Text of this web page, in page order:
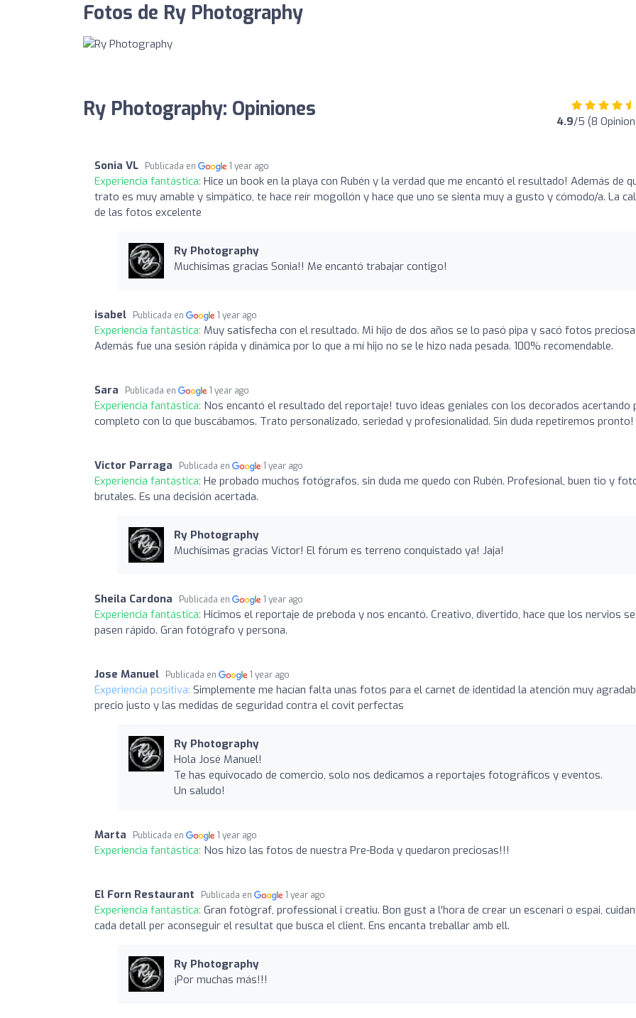
Fotos de Ry Photography
Ry Photography: Opiniones 4.9/5 (8
Sonia VL Publicada en 1 year ago
Experiencia fantástica: Hice un book en la playa con Rubén y la verdad que me encantó el resultado! Además de
trato es muy amable y simpático, te hace reír mogollón y hace que uno se sienta muy a gusto y cómodo/a. La
de las fotos excelente
Ry Photography
Muchísimas gracias Sonia!! Me encantó trabajar contigo!
isabel Publicada en 1 year ago
Experiencia fantástica: Muy satisfecha con el resultado. Mi hijo de dos años se lo pasó pipa y sacó fotos
Además fue una sesión rápida y dinámica por lo que a mí hijo no se le hizo nada pesada. 100% recomendable.
Sara Publicada en 1 year ago
Experiencia fantástica: Nos encantó el resultado del reportaje! tuvo ideas geniales con los decorados acertando
completo con lo que buscábamos. Trato personalizado, seriedad y profesionalidad. Sin duda repetiremos pronto!
Victor Parraga Publicada en 1 year ago
Experiencia fantástica: He probado muchos fotógrafos, sin duda me quedo con Rubén. Profesional, buen tio y
brutales. Es una decisión acertada.
Ry Photography
Muchísimas gracias Víctor! El fórum es terreno conquistado ya! Jaja!
Sheila Cardona Publicada en 1 year ago
Experiencia fantástica: Hicimos el reportaje de preboda y nos encantó. Creativo, divertido, hace que los nervios se
pasen rápido. Gran fotógrafo y persona.
Jose Manuel Publicada en 1 year ago
Experiencia positiva: Simplemente me hacían falta unas fotos para el carnet de identidad la atención muy
precio justo y las medidas de seguridad contra el covit perfectas
Ry Photography
Hola José Manuel!
Te has equivocado de comercio, solo nos dedicamos a reportajes fotográficos y eventos.
Un saludo!
Marta Publicada en 1 year ago
Experiencia fantástica: Nos hizo las fotos de nuestra Pre-Boda y quedaron preciosas!!!
El Forn Restaurant Publicada en 1 year ago
Experiencia fantástica: Gran fotògraf, professional i creatiu. Bon gust a l'hora de crear un escenari o espai,
cada detall per aconseguir el resultat que busca el client. Ens encanta treballar amb ell.
Ry Photography
¡Por muchas más!!!